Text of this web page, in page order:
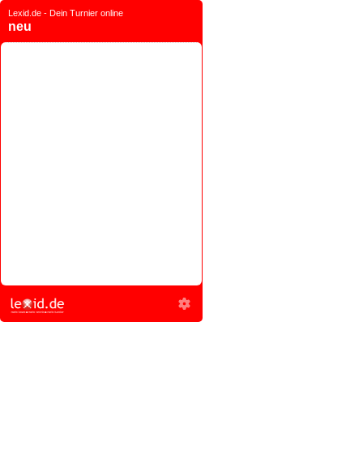
Lexid.de - Dein Turnier online
neu